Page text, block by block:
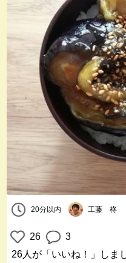
20分以内 工藤 柊
26
3
26人 が「いいね！」しま